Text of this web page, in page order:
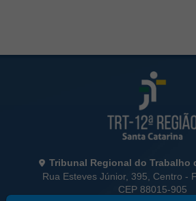
Informações de Contato
Tribunal Regional do Trabalho
Rua Esteves Júnior, 395, Centro -
CEP 88015-905